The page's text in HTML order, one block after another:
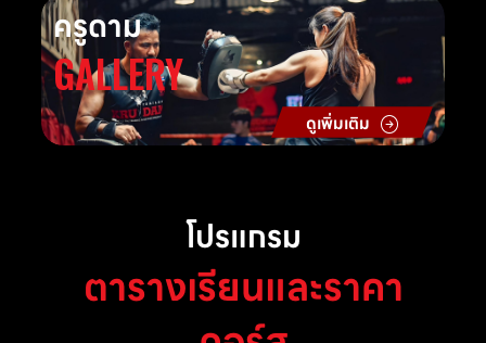
ครูดาม
GALLERY
ดูเพิ่มเติม
โปรแกรม
ตารางเรียนและราคา